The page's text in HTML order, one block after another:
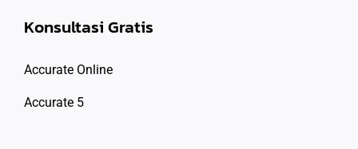
Konsultasi Gratis
Accurate Online
Accurate 5